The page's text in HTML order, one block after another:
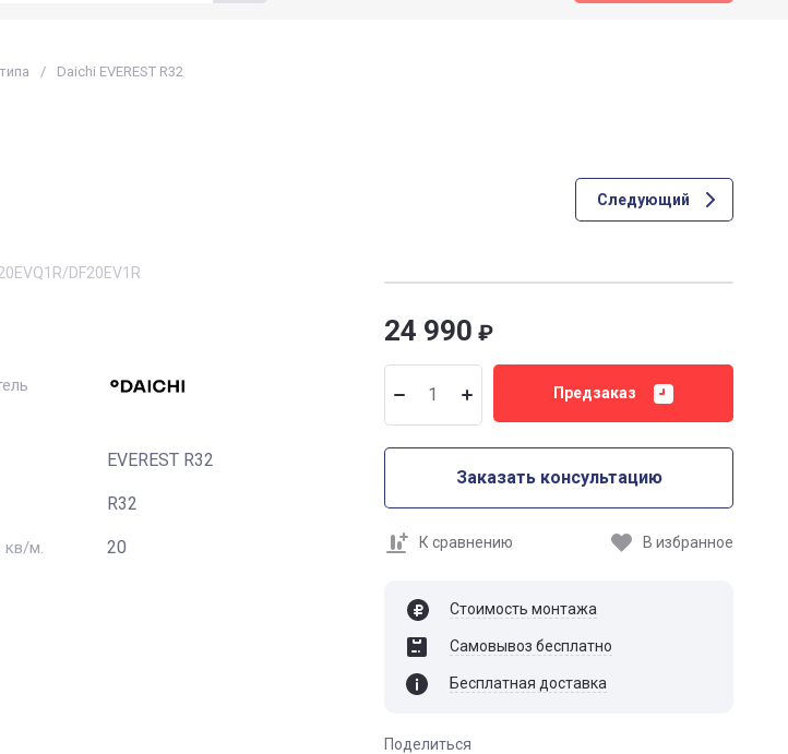
/ Daichi EVEREST R32
Следующий
DF20EV1R
EVEREST R32
R32
м. 20
24 990 ₽
Предзаказ
Заказать консультацию
К сравнению В избранное
Стоимость монтажа
Самовывоз бесплатно
Бесплатная доставка
Поделиться